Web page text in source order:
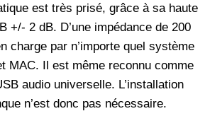
est très prisé, grâce à sa haute
+/- 2 dB. D’une impédance de 200
charge par n’importe quel système
MAC. Il est même reconnu comme
audio universelle. L’installation
n’est donc pas nécessaire.